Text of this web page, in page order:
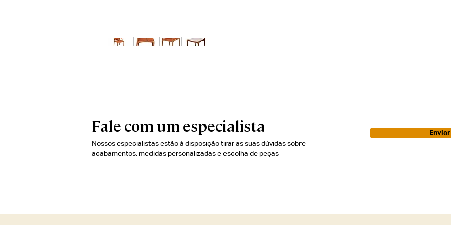
Fale com um especialista
Nossos especialistas estão à disposição tirar as suas dúvidas sobre
acabamentos, medidas personalizadas e escolha de peças